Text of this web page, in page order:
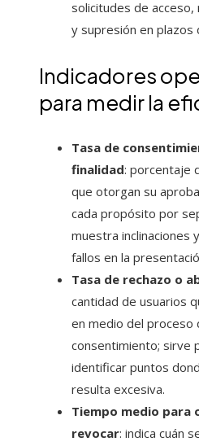
solicitudes de acceso,
y supresión en plazos
Indicadores
para medir la
Tasa de
finalidad: porcentaje
que otorgan su
cada propósito por
muestra inclinaciones
fallos en la
Tasa de rechazo o
cantidad de usuarios
en medio del proceso
consentimiento; sirve
identificar puntos
resulta excesiva.
Tiempo medio para
revocar: indica cuán